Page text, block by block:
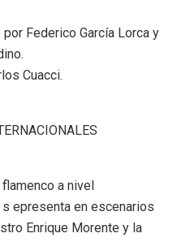
Federico García Lorca y
Cuacci.
a nivel
epresenta en escenarios
Enrique Morente y la